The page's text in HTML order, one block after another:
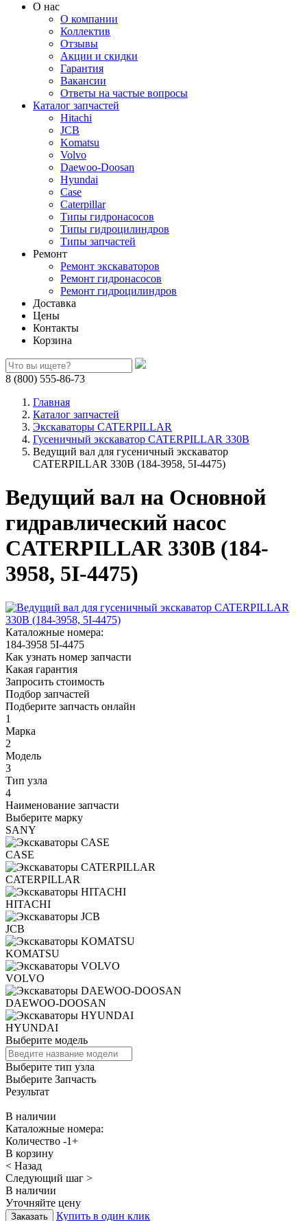
О нас
О компании
Коллектив
Отзывы
Акции и скидки
Гарантия
Вакансии
Ответы на частые вопросы
Каталог запчастей
Hitachi
JCB
Komatsu
Volvo
Daewoo-Doosan
Hyundai
Case
Caterpillar
Типы гидронасосов
Типы гидроцилиндров
Типы запчастей
Ремонт
Ремонт экскаваторов
Ремонт гидронасосов
Ремонт гидроцилиндров
Доставка
Цены
Контакты
Корзина
8 (800) 555-86-73
Главная
Каталог запчастей
Экскаваторы CATERPILLAR
Гусеничный экскаватор CATERPILLAR 330B
Ведущий вал для гусеничный экскаватор
CATERPILLAR 330B (184-3958, 5I-4475)
Ведущий вал на Основной
гидравлический насос
CATERPILLAR 330B (184-
3958, 5I-4475)
Каталожные номера:
184-3958 5I-4475
Как узнать номер запчасти
Какая гарантия
Запросить стоимость
Подбор запчастей
Подберите запчасть онлайн
1
Марка
2
Модель
3
Тип узла
4
Наименование запчасти
Выберите марку
SANY
CASE
CATERPILLAR
HITACHI
JCB
KOMATSU
VOLVO
DAEWOO-DOOSAN
HYUNDAI
Выберите модель
Выберите тип узла
Выберите Запчасть
Результат
В наличии
Каталожные номера:
Количество -1+
В корзину
< Назад
Следующий шаг >
В наличии
Уточняйте цену
Купить в один клик